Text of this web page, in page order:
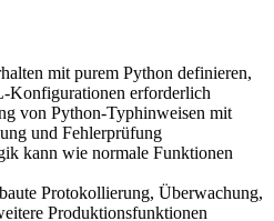
mit purem Python definieren,
Konfigurationen erforderlich
von Python-Typhinweisen mit
und Fehlerprüfung
kann wie normale Funktionen
Protokollierung, Überwachung,
Produktionsfunktionen